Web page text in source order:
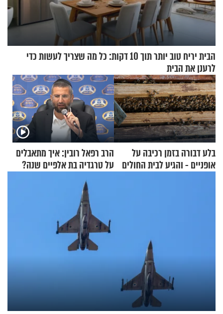
הבית יריח טוב יותר תוך 10 דקות: כל מה שצריך לעשות כדי
לרענן את הבית
בלע דבורה בזמן רכיבה על
אופניים - והגיע לבית החולים
הרב רפאל רובין: איך מתאבלים
על טרגדיה בת אלפיים שנה?